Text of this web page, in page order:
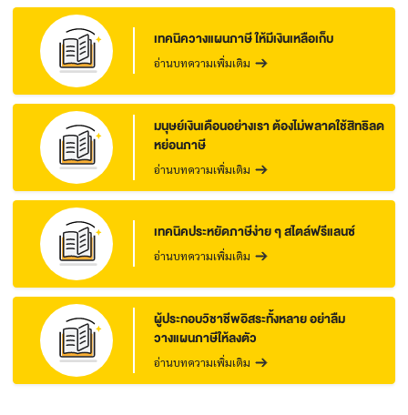
เทคนิควางแผนภาษี ให้มีเงินเหลือเก็บ
อ่านบทความเพิ่มเติม
มนุษย์เงินเดือนอย่างเรา ต้องไม่พลาดใช้สิทธิลด
หย่อนภาษี
อ่านบทความเพิ่มเติม
เทคนิคประหยัดภาษีง่าย ๆ สไตล์ฟรีแลนซ์
อ่านบทความเพิ่มเติม
ผู้ประกอบวิชาชีพอิสระทั้งหลาย อย่าลืม
วางแผนภาษีให้ลงตัว
อ่านบทความเพิ่มเติม